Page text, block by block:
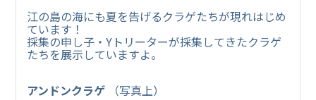
江の島の海にも夏を告げるクラゲたちが現れはじめ
ています！
採集の申し子・Yトリーターが採集してきたクラゲ
たちを展示していますよ。
アンドンクラゲ （写真上）